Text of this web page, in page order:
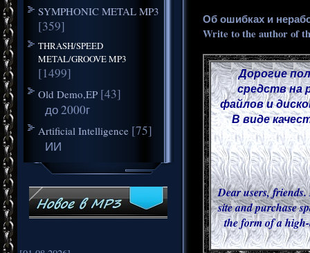
SYMPHONIC METAL MP3
[359]
THRASH/SPEED
METAL/GROOVE MP3
[1499]
Old Demo,EP [43]
до 2000г
Artificial Intelligence [75]
ИИ
Об ошибках и
Write to the author of
Дорогие
средств на
файлов и
В виде
Dear users,
site and purchase
the form of a